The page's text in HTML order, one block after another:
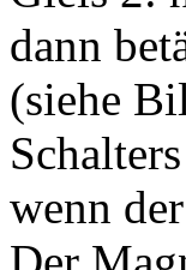
dann
(siehe
wenn